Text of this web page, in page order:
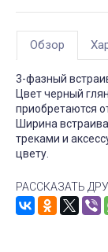
Обзор
3-фазный
Цвет черный
приобретаются
Ширина
треками и
цвету.
РАССКАЗАТЬ